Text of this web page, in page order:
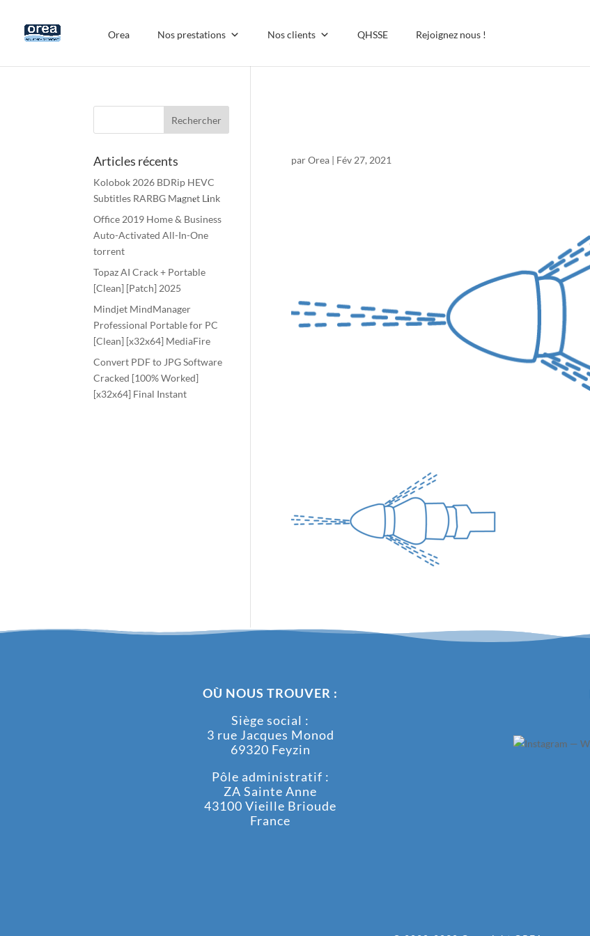
Orea Nos prestations Nos clients QHSSE Rejoignez nous !
parOrea| Fév 27, 2021
Articles récents
Kolobok 2026 BDRip HEVC
Subtitles RARBG M𝐚gn𝐞t L𝐢nk
Office 2019 Home & Business
Auto-Activated All-In-One
torrent
Topaz AI Crack + Portable
[Clean] [Patch] 2025
Mindjet MindManager
Professional Portable for PC
[Clean] [x32x64] MediaFire
Convert PDF to JPG Software
Cracked [100% Worked]
[x32x64] Final Instant
OÙ NOUS TROUVER :
Siège social :
3 rue Jacques Monod
69320 Feyzin
Pôle administratif :
ZA Sainte Anne
43100 Vieille Brioude
France